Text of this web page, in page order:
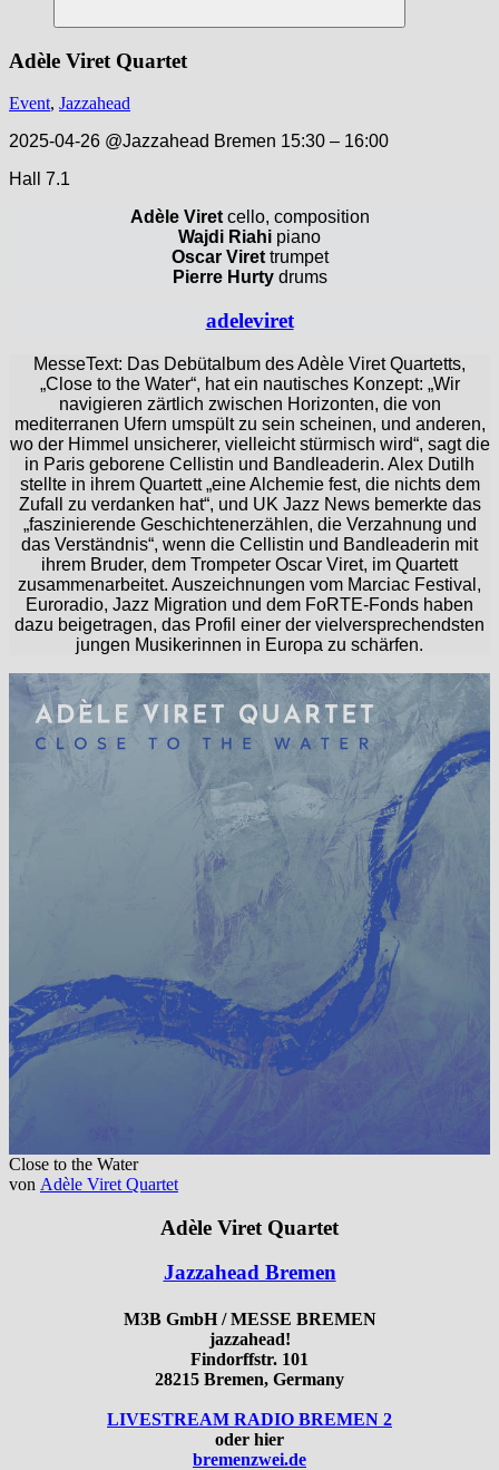
Suchen
Adèle Viret Quartet
Event, Jazzahead
2025-04-26 @Jazzahead Bremen 15:30 – 16:00
​Hall 7.1
Adèle Viretcello, composition
Wajdi Riahi piano
Oscar Virettrumpet
Pierre Hurtydrums
adeleviret
MesseText: Das Debütalbum des Adèle Viret Quartetts,
„Close to the Water“, hat ein nautisches Konzept: „Wir
navigieren zärtlich zwischen Horizonten, die von
mediterranen Ufern umspült zu sein scheinen, und anderen,
wo der Himmel unsicherer, vielleicht stürmisch wird“, sagt die
in Paris geborene Cellistin und Bandleaderin. Alex Dutilh
stellte in ihrem Quartett „eine Alchemie fest, die nichts dem
Zufall zu verdanken hat“, und UK Jazz News bemerkte das
„faszinierende Geschichtenerzählen, die Verzahnung und
das Verständnis“, wenn die Cellistin und Bandleaderin mit
ihrem Bruder, dem Trompeter Oscar Viret, im Quartett
zusammenarbeitet. Auszeichnungen vom Marciac Festival,
Euroradio, Jazz Migration und dem FoRTE-Fonds haben
dazu beigetragen, das Profil einer der vielversprechendsten
jungen Musikerinnen in Europa zu schärfen.
Close to the Water
von Adèle Viret Quartet
Adèle Viret Quartet
Jazzahead Bremen
M3B GmbH / MESSE BREMEN
jazzahead!
Findorffstr. 101
28215 Bremen, Germany
LIVESTREAM RADIO BREMEN 2
oder hier
bremenzwei.de